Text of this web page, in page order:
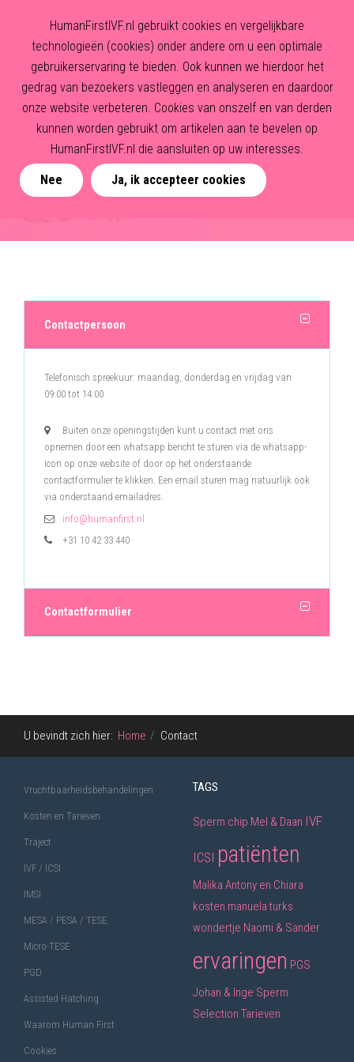
Contactpersoon
Telefonisch spreekuur: maandag, donderdag en vrijdag van
09:00 tot 14:00
Buiten onze openingstijden kunt u contact met ons
opnemen door een whatsapp bericht te sturen via de whatsapp-
icon op onze website of door op het onderstaande
contactformulier te klikken. Een email sturen mag natuurlijk ook
via onderstaand emailadres.
info@humanfirst.nl
+31 10 42 33 440
Contactformulier
U bevindt zich hier: Home Contact
Vruchtbaarheidsbehandelingen
Kosten en Tarieven
Traject
IVF / ICSI
IMSI
MESA / PESA / TESE
Micro-TESE
PGD
Assisted Hatching
Waarom Human First
Cookies
TAGS
Sperm chip Mel & Daan IVF
ICSI patiënten
Malika Antony en Chiara
kosten manuela turks
wondertje Naomi & Sander
ervaringen PGS
Johan & Inge Sperm
Selection Tarieven
HumanFirstIVF.nl gebruikt cookies en vergelijkbare
technologieën (cookies) onder andere om u een optimale
gebruikerservaring te bieden. Ook kunnen we hierdoor het
gedrag van bezoekers vastleggen en analyseren en daardoor
onze website verbeteren. Cookies van onszelf en van derden
kunnen worden gebruikt om artikelen aan te bevelen op
HumanFirstIVF.nl die aansluiten op uw interesses.
Nee Ja, ik accepteer cookies